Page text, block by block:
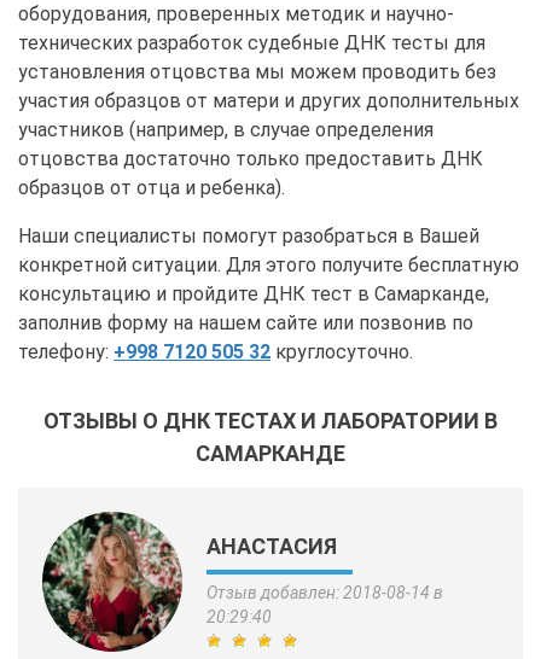
оборудования, проверенных методик и научно-
технических разработок судебные ДНК тесты для
установления отцовства мы можем проводить без
участия образцов от матери и других дополнительных
участников (например, в случае определения
отцовства достаточно только предоставить ДНК
образцов от отца и ребенка).
Наши специалисты помогут разобраться в Вашей
конкретной ситуации. Для этого получите бесплатную
консультацию и пройдите ДНК тест в Самарканде,
заполнив форму на нашем сайте или позвонив по
телефону: +998 7120 505 32 круглосуточно.
ОТЗЫВЫ О ДНК ТЕСТАХ И ЛАБОРАТОРИИ В
САМАРКАНДЕ
АНАСТАСИЯ
Отзыв добавлен: 2018-08-14 в
20:29:40